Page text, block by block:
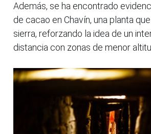
Además, se ha encontrado
de cacao en Chavín, una planta
sierra, reforzando la idea de un
distancia con zonas de menor